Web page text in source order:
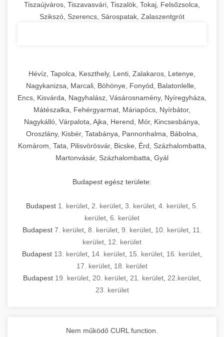
Tiszaújváros, Tiszavasvári, Tiszalök, Tokaj, Felsőzsolca,
Szikszó, Szerencs, Sárospatak, Zalaszentgrót
Hévíz, Tapolca, Keszthely, Lenti, Zalakaros, Letenye,
Nagykanizsa, Marcali, Böhönye, Fonyód, Balatonlelle,
Encs, Kisvárda, Nagyhalász, Vásárosnamény, Nyíregyháza,
Mátészalka, Fehérgyarmat, Máriapócs, Nyírbátor,
Nagykálló, Várpalota, Ajka, Herend, Mór, Kincsesbánya,
Oroszlány, Kisbér, Tatabánya, Pannonhalma, Bábolna,
Komárom, Tata, Pilisvörösvár, Bicske, Érd, Százhalombatta,
Martonvásár, Százhalombatta, Gyál
Budapest egész területe:
Budapest 1. kerület 2. kerület 3. kerület 4. kerület 5.
kerület 6. kerület
Budapest 7. kerület, 8. kerület, 9. kerület, 10. kerület, 11.
kerület 12. kerület
Budapest 13. kerület 14. kerület 15. kerület 16. kerület
17. kerület 18. kerület
Budapest 19. kerület 20. kerület 21. kerület 22.kerület
23. kerület
Nem működő CURL function.